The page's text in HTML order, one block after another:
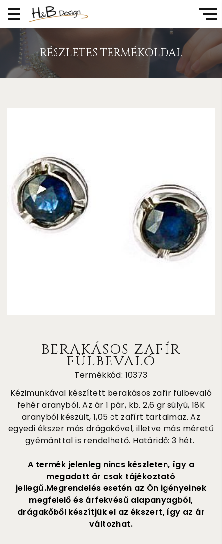
RÉSZLETES TERMÉKOLDAL
BERAKÁSOS ZAFÍR
FÜLBEVALÓ
Termékkód: 10373
Kézimunkával készített berakásos zafír fülbevaló
fehér aranyból. Az ár 1 pár, kb. 2,6 gr súlyú, 18K
aranyból készült, 1,05 ct zafírt tartalmaz. Az
egyedi ékszer más drágakővel, illetve más méretű
gyémánttal is rendelhető. Határidő: 3 hét.
A termék jelenleg nincs készleten, így a
megadott ár csak tájékoztató
jellegű.Megrendelés esetén az Ön igényeinek
megfelelő és árfekvésű alapanyagból,
drágakőből készítjük el az ékszert, így az ár
változhat.